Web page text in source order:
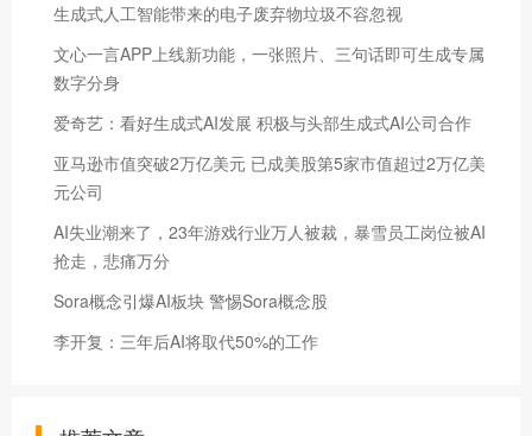
生成式人工智能带来的电子废弃物垃圾不容忽视
文心一言APP上线新功能，一张照片、三句话即可生成专属
数字分身
爱奇艺：看好生成式AI发展 积极与头部生成式AI公司合作
亚马逊市值突破2万亿美元 已成美股第5家市值超过2万亿美
元公司
AI失业潮来了，23年游戏行业万人被裁，暴雪员工岗位被AI
抢走，悲痛万分
Sora概念引爆AI板块 警惕Sora概念股
李开复：三年后AI将取代50%的工作